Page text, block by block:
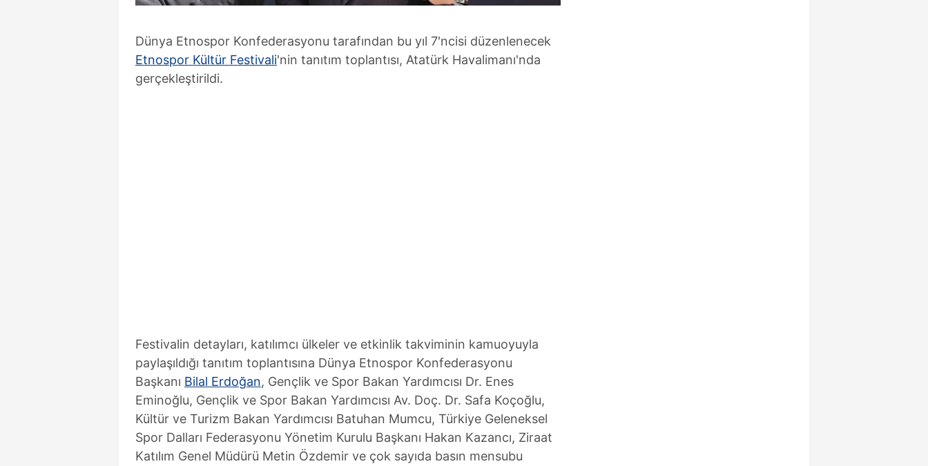
Dünya Etnospor Konfederasyonu tarafından bu yıl 7'ncisi düzenlenecek
Etnospor Kültür Festivali'nin tanıtım toplantısı, Atatürk Havalimanı'nda
gerçekleştirildi.
Festivalin detayları, katılımcı ülkeler ve etkinlik takviminin kamuoyuyla
paylaşıldığı tanıtım toplantısına Dünya Etnospor Konfederasyonu
Başkanı Bilal Erdoğan, Gençlik ve Spor Bakan Yardımcısı Dr. Enes
Eminoğlu, Gençlik ve Spor Bakan Yardımcısı Av. Doç. Dr. Safa Koçoğlu,
Kültür ve Turizm Bakan Yardımcısı Batuhan Mumcu, Türkiye Geleneksel
Spor Dalları Federasyonu Yönetim Kurulu Başkanı Hakan Kazancı, Ziraat
Katılım Genel Müdürü Metin Özdemir ve çok sayıda basın mensubu